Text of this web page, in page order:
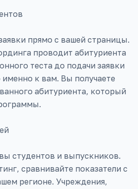
прямо с вашей страницы.
проводит абитуриента
теста до подачи заявки
именно к вам. Вы получаете
абитуриента, который
студентов и выпускников.
сравнивайте показатели с
регионе. Учреждения,